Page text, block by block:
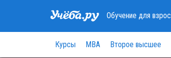
Обучениедля
Курсы МВА Второе высшее